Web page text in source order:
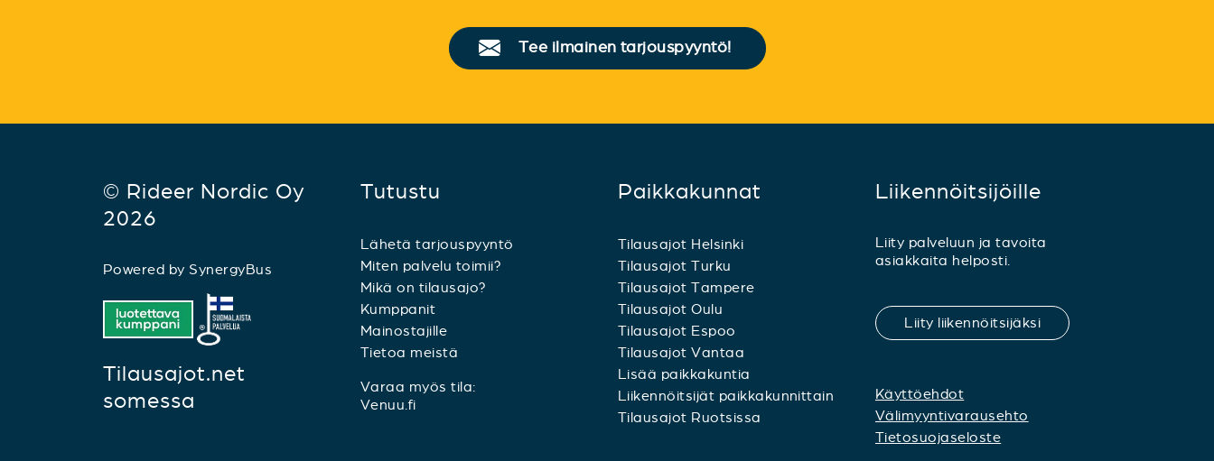
Tee ilmainen tarjouspyyntö!
© Rideer Nordic Oy
2026
Powered by SynergyBus
Tilausajot.net
somessa
Tutustu
Lähetä tarjouspyyntö
Miten palvelu toimii?
Mikä on tilausajo?
Kumppanit
Mainostajille
Tietoa meistä
Varaa myös tila:
Venuu.fi
Paikkakunnat
Tilausajot Helsinki
Tilausajot Turku
Tilausajot Tampere
Tilausajot Oulu
Tilausajot Espoo
Tilausajot Vantaa
Lisää paikkakuntia
Liikennöitsijät paikkakunnittain
Tilausajot Ruotsissa
Liikennöitsijöille
Liity palveluun ja tavoita
asiakkaita helposti.
Liity liikennöitsijäksi
Käyttöehdot
Välimyyntivarausehto
Tietosuojaseloste